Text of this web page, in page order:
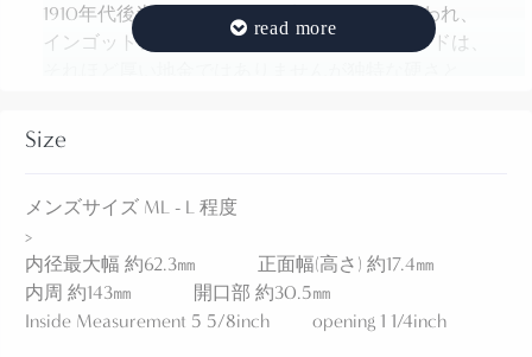
1910年代後半～1930年代頃に制作されたと思われ、
インゴットシルバー(銀塊)から成形されたバンドは、
す。
そこにアンティークらしく、ハンドメイドされ細か
印)を使用しながら、荒々しさも感じるスタンプワー
クが施されています。
Size
メンズサイズ ML - L 程度
>
内径最大幅 約62.3㎜ 正面幅(高さ) 約17.4㎜
内周 約143㎜ 開口部 約30.5㎜
Inside Measurement 5 5/8inch opening 1 1/4inch